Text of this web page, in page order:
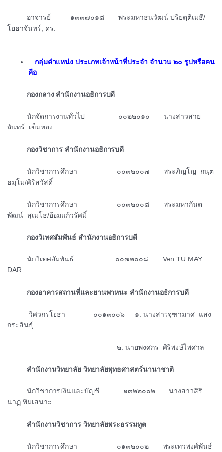
ᅠᅠᅠอาจารย์ ๑๓๓๗๐๑๘ พระมหาธนวัฒน์ ปริยตฺติเมธี/
โยธาจันทร์, ดร.
ᅠกลุ่มตำแหน่ง ประเภทเจ้าหน้าที่ประจำ จำนวน ๒๐ รูปหรือคน
คือ
ᅠᅠᅠกองกลาง สำนักงานอธิการบดี
ᅠᅠᅠนักจัดการงานทั่วไป ๐๐๒๒๐๑๐ นางสาวสาย
จันทร์ เข็มทอง
ᅠᅠᅠกองวิชาการ สำนักงานอธิการบดี
ᅠᅠᅠนักวิชาการศึกษา ๐๐๓๒๐๐๗ พระภิญโญ กนฺต
ธมฺโม/ศิริสวัสดิ์
ᅠᅠᅠนักวิชาการศึกษา ๐๐๓๒๐๐๘ พระมหากันต
พัฒน์ สุเมโธ/อ้อมแก้วรัศมิ์
ᅠᅠᅠกองวิเทศสัมพันธ์ สำนักงานอธิการบดี
ᅠᅠᅠนักวิเทศสัมพันธ์ ๐๐๗๒๐๐๘ Ven.TU MAY
DAR
ᅠᅠᅠกองอาคารสถานที่และยานพาหนะ สำนักงานอธิการบดี
ᅠᅠᅠ วิศวกรโยธา ๐๐๑๓๐๐๖ ๑. นางสาวจุฑามาศ แสง
กระสินธุ์
ᅠᅠᅠᅠᅠᅠᅠᅠᅠᅠᅠᅠᅠᅠᅠᅠᅠ๒. นายพงศกร ศิริพงษ์ไพศาล
ᅠᅠᅠสำนักงานวิทยาลัย วิทยาลัยพุทธศาสตร์นานาชาติ
ᅠᅠᅠนักวิชาการเงินและบัญชี ๑๓๒๒๐๐๒ นางสาวสิริ
นาฏ พิมเสนาะ
ᅠᅠᅠสำนักงานวิชาการ วิทยาลัยพระธรรมทูต
ᅠᅠᅠนักวิชาการศึกษา ๐๑๓๒๐๐๒ พระเทวพงศ์พันธ์